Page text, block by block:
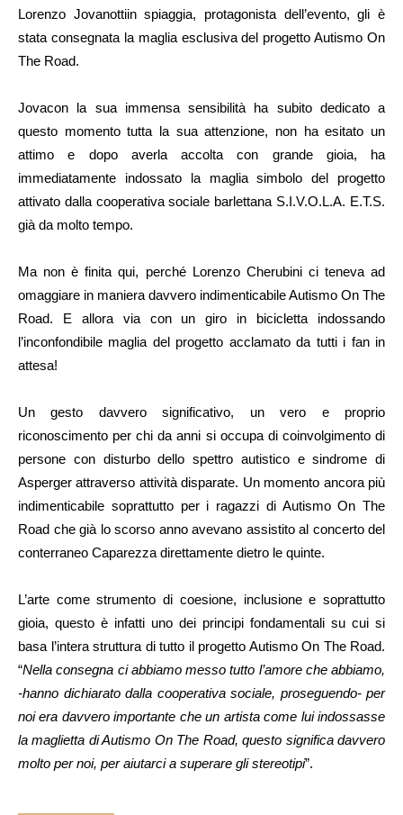
Lorenzo Jovanottiin spiaggia, protagonista dell’evento, gli è
stata consegnata la maglia esclusiva del progetto Autismo On
The Road.
Jovacon la sua immensa sensibilità ha subito dedicato a
questo momento tutta la sua attenzione, non ha esitato un
attimo e dopo averla accolta con grande gioia, ha
immediatamente indossato la maglia simbolo del progetto
attivato dalla cooperativa sociale barlettana S.I.V.O.L.A. E.T.S.
già da molto tempo.
Ma non è finita qui, perché Lorenzo Cherubini ci teneva ad
omaggiare in maniera davvero indimenticabile Autismo On The
Road. E allora via con un giro in bicicletta indossando
l’inconfondibile maglia del progetto acclamato da tutti i fan in
attesa!
Un gesto davvero significativo, un vero e proprio
riconoscimento per chi da anni si occupa di coinvolgimento di
persone con disturbo dello spettro autistico e sindrome di
Asperger attraverso attività disparate. Un momento ancora più
indimenticabile soprattutto per i ragazzi di Autismo On The
Road che già lo scorso anno avevano assistito al concerto del
conterraneo Caparezza direttamente dietro le quinte.
L’arte come strumento di coesione, inclusione e soprattutto
gioia, questo è infatti uno dei principi fondamentali su cui si
basa l’intera struttura di tutto il progetto Autismo On The Road.
“Nella consegna ci abbiamo messo tutto l’amore che abbiamo,
-hanno dichiarato dalla cooperativa sociale, proseguendo- per
noi era davvero importante che un artista come lui indossasse
la maglietta di Autismo On The Road, questo significa davvero
molto per noi, per aiutarci a superare gli stereotipi”.